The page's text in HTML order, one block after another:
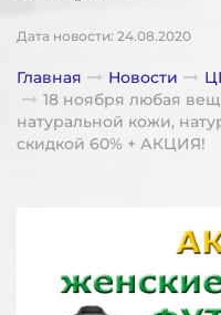
Дата новости: 24.08.2020
Главная Новости
18 ноября любая
натуральной кожи,
скидкой 60% + АКЦИЯ!